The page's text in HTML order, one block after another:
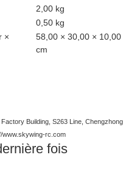
2,00 kg
0,50 kg
×
58,00 × 30,00 × 10,00
cm
Building, S263 Line, Chengzhong
www.skywing-rc.com
fois